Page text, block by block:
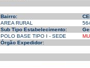
Bairro:
AREA RURAL
Sub Tipo Estabelecimento:
POLO BASE TIPO I - SEDE
Órgão Expedidor: